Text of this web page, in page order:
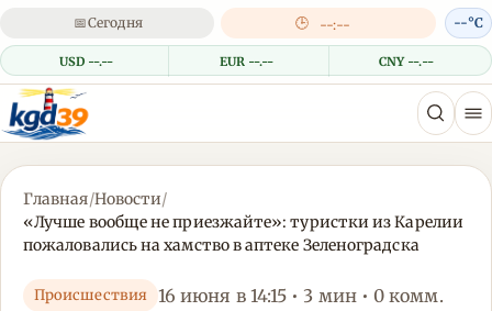
📅Сегодня 🕒 --:--
USD --.-- EUR --.-- CNY --.--
--°C
Главная/Новости/
«Лучше вообще не приезжайте»: туристки из Карелии
пожаловались на хамство в аптеке Зеленоградска
Происшествия 16 июня в 14:15 • 3 мин • 0 комм.